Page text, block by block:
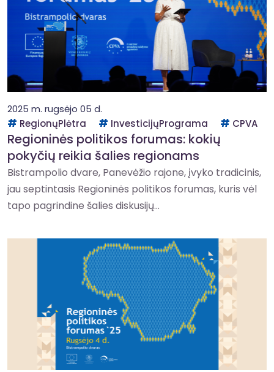
2025 m. rugsėjo 05 d.
RegionųPlėtra
InvesticijųPrograma CPVA
Regioninės politikos forumas: kokių
pokyčių reikia šalies regionams
Bistrampolio dvare, Panevėžio rajone, įvyko tradicinis,
jau septintasis Regioninės politikos forumas, kuris vėl
tapo pagrindine šalies diskusijų...